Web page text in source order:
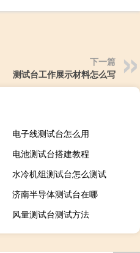
下一篇
测试台工作展示材料怎么写
电子线测试台怎么用
电池测试台搭建教程
水冷机组测试台怎么测试
济南半导体测试台在哪
风量测试台测试方法